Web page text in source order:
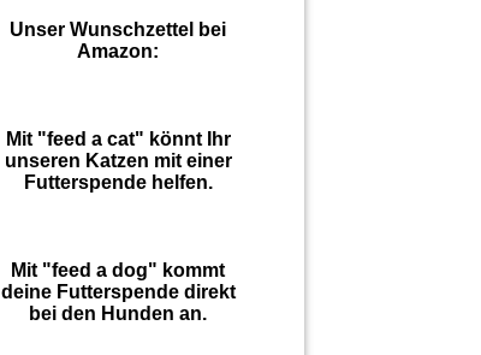
Unser Wunschzettel bei
Amazon:
Mit "feed a cat" könnt Ihr
unseren Katzen mit einer
Futterspende helfen.
Mit "feed a dog" kommt
deine Futterspende direkt
bei den Hunden an.